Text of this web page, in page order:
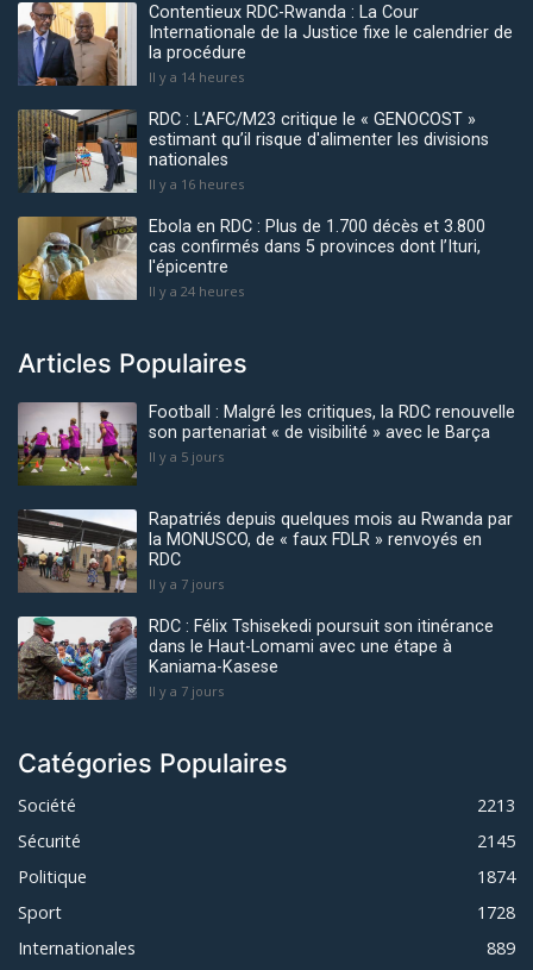
Contentieux RDC-Rwanda : La Cour
Internationale de la Justice fixe le calendrier de
la procédure
Il y a 14 heures
RDC : L’AFC/M23 critique le « GENOCOST »
estimant qu’il risque d'alimenter les divisions
nationales
Il y a 16 heures
Ebola en RDC : Plus de 1.700 décès et 3.800
cas confirmés dans 5 provinces dont l’Ituri,
l'épicentre
Il y a 24 heures
Articles Populaires
Football : Malgré les critiques, la RDC renouvelle
son partenariat « de visibilité » avec le Barça
Il y a 5 jours
Rapatriés depuis quelques mois au Rwanda par
la MONUSCO, de « faux FDLR » renvoyés en
RDC
Il y a 7 jours
RDC : Félix Tshisekedi poursuit son itinérance
dans le Haut-Lomami avec une étape à
Kaniama-Kasese
Il y a 7 jours
Catégories Populaires
Société
2213
Sécurité
2145
Politique
1874
Sport
1728
Internationales
889